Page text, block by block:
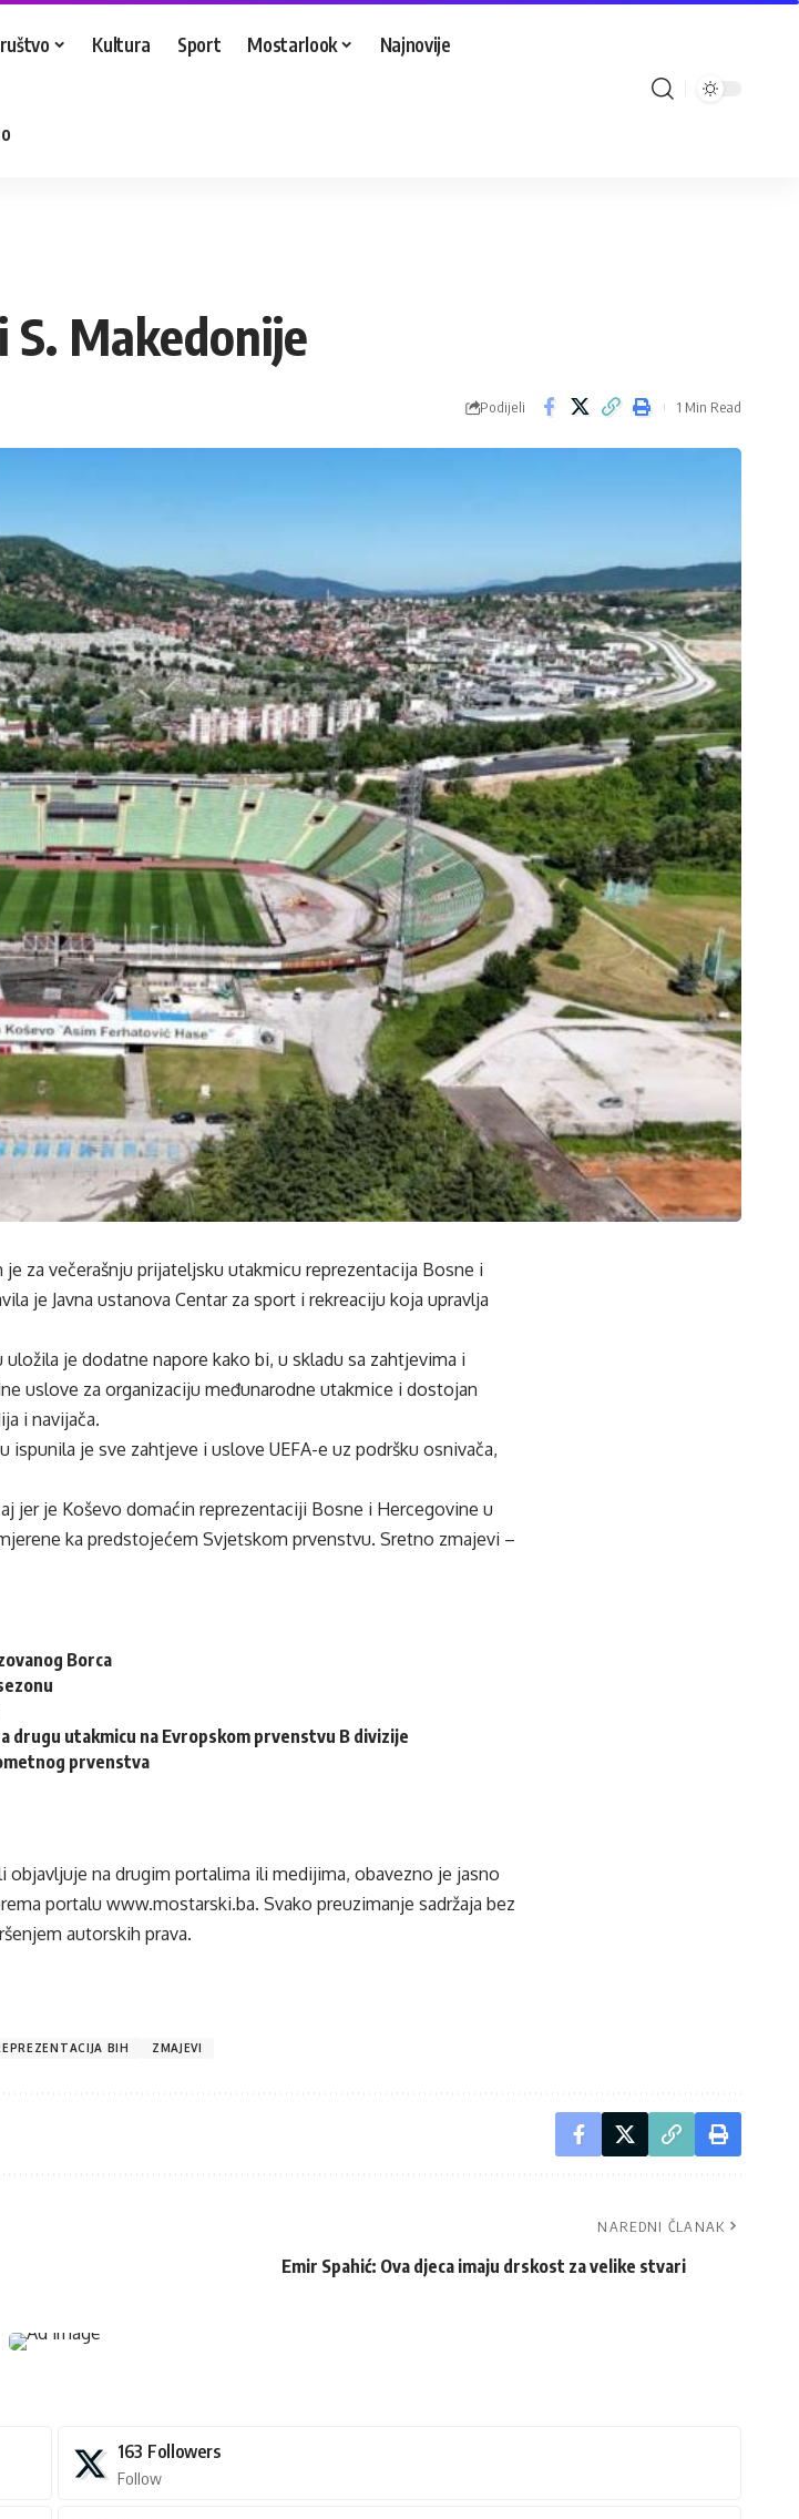
Kultura Sport Mostarlook Najnovije
S. Makedonije
Podijeli 1 Min Read
za večerašnju prijateljsku utakmicu reprezentacija Bosne i
je Javna ustanova Centar za sport i rekreaciju koja upravlja
je dodatne napore kako bi, u skladu sa zahtjevima i
uslove za organizaciju međunarodne utakmice i dostojan
i navijača.
ispunila je sve zahtjeve i uslove UEFA-e uz podršku osnivača,
jer je Koševo domaćin reprezentaciji Bosne i Hercegovine u
ka predstojećem Svjetskom prvenstvu. Sretno zmajevi –
Borca
drugu utakmicu na Evropskom prvenstvu B divizije
prvenstva
na drugim portalima ili medijima, obavezno je jasno
portalu www.mostarski.ba. Svako preuzimanje sadržaja bez
autorskih prava.
BIH ZMAJEVI
NAREDNI ČLANAK
Emir Spahić: Ova djeca imaju drskost za velike stvari
163 Followers
Follow